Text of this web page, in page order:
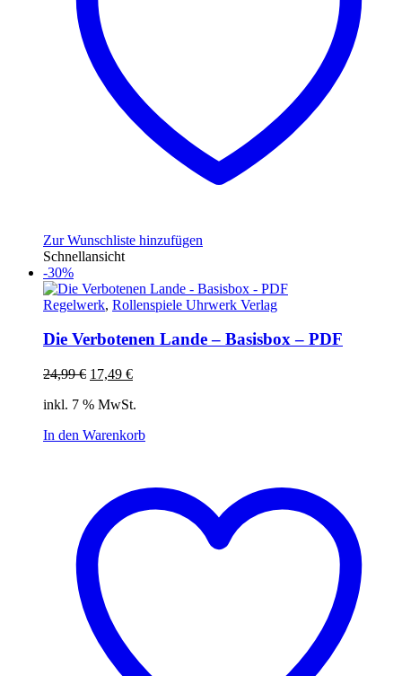
Zur Wunschliste hinzufügen
Schnellansicht
-30%
Regelwerk, Rollenspiele Uhrwerk Verlag
Die Verbotenen Lande – Basisbox – PDF
24,99€ Ursprünglicher
war:
17,49 €Aktueller
ist:
inkl. 7 % MwSt.
In den Warenkorb